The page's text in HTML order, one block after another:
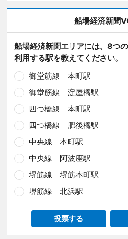
船場経済新聞
船場経済新聞エリアには、8つ
利用する駅を教えてください。
御堂筋線 本町駅
御堂筋線 淀屋橋駅
四つ橋線 本町駅
四つ橋線 肥後橋駅
中央線 本町駅
中央線 阿波座駅
堺筋線 堺筋本町駅
堺筋線 北浜駅
投票する